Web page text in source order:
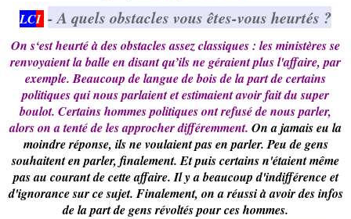
LCI - A quels obstacles vous êtes-vous heurtés ?
On s‘est heurté à des obstacles assez classiques : les ministères se
renvoyaient la balle en disant qu’ils ne géraient plus l'affaire, par
exemple. Beaucoup de langue de bois de la part de certains
politiques qui nous parlaient et estimaient avoir fait du super
boulot. Certains hommes politiques ont refusé de nous parler,
alors on a tenté de les approcher différemment. On a jamais eu la
moindre réponse, ils ne voulaient pas en parler. Peu de gens
souhaitent en parler, finalement. Et puis certains n'étaient même
pas au courant de cette affaire. Il y a beaucoup d'indifférence et
d'ignorance sur ce sujet. Finalement, on a réussi à avoir des infos
de la part de gens révoltés pour ces hommes.